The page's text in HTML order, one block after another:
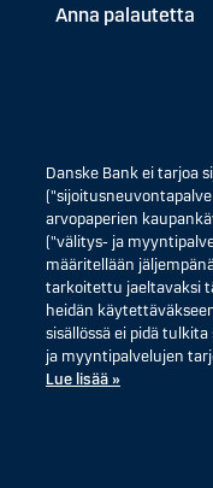
Anna palautetta
Danske Bank ei tarjoa
arvopaperien
("välitys- ja
määritellään
tarkoitettu jaeltavaksi
heidän
sisällössä ei pidä
ja myyntipalvelujen
Lue lisää »